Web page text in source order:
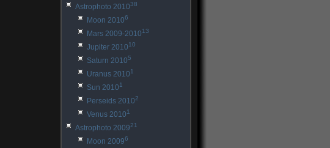
Astrophoto 201038
Moon 20106
Mars 2009-201013
Jupiter 201010
Saturn 20105
Uranus 20101
Sun 20101
Perseids 20102
Venus 20101
Astrophoto 200921
Moon 20096